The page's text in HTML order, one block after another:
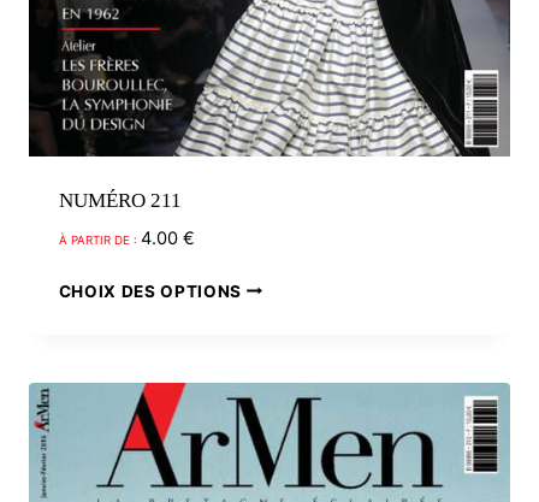
NUMÉRO 211
À PARTIR DE : 4.00 €
CHOIX DES OPTIONS
plusieurs
variations.
Les
options